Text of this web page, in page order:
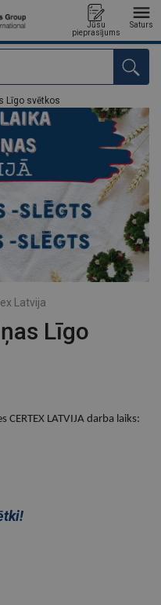
Jūsu
pieprasījums
Saturs
Līgo svētkos
Latvija
Līgo
LATVIJA darba laiks: